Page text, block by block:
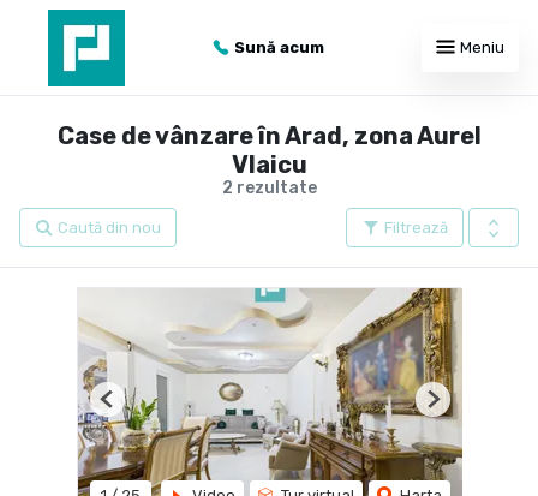
Sună acum Meniu
2 rezultate
Case de vânzare în Arad, zona Aurel
Vlaicu
Filtrează
Caută din nou
Previous Next